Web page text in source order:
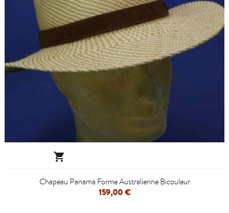

Chapeau Panama Forme Australienne Bicouleur
159,00 €